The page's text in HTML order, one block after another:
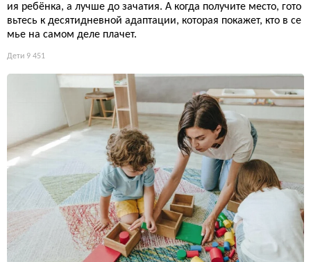
ия ребёнка, а лучше до зачатия. А когда получите место, гото
вьтесь к десятидневной адаптации, которая покажет, кто в се
мье на самом деле плачет.
Дети 9 451